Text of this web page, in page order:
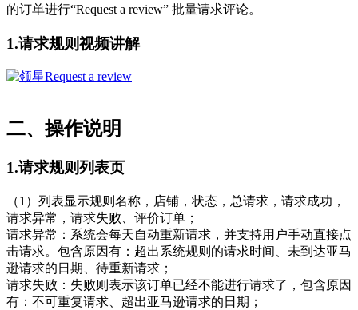
的订单进行“Request a review” 批量请求评论。
1.请求规则视频讲解
二、操作说明
1.请求规则列表页
（1）列表显示规则名称，店铺，状态，总请求，请求成功，
请求异常，请求失败、评价订单；
请求异常：系统会每天自动重新请求，并支持用户手动直接点
击请求。包含原因有：超出系统规则的请求时间、未到达亚马
逊请求的日期、待重新请求；
请求失败：失败则表示该订单已经不能进行请求了，包含原因
有：不可重复请求、超出亚马逊请求的日期；